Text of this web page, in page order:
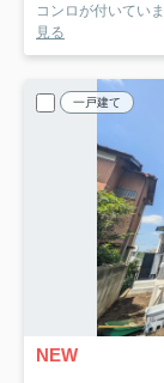
コンロが付いてい
見る
一戸建て
NEW